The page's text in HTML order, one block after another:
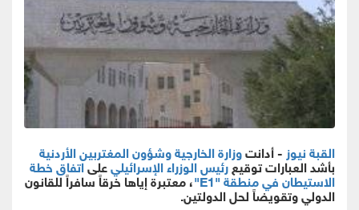
القبة نيوز - أدانتوزارة الخارجية وشؤون المغتربين الأردنية
بأشد العبارات توقيعرئيس الوزراء الإسرائيليعلىاتفاق خطة
الاستيطان في منطقة "E1" ، معتبرة إياها خرقاً سافراً للقانون
الدولي وتقويضاً لحل الدولتين.